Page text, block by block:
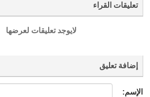
تعليقات القراء
لايوجد تعليقات لعرضها
إضافة تعليق
الإسم: